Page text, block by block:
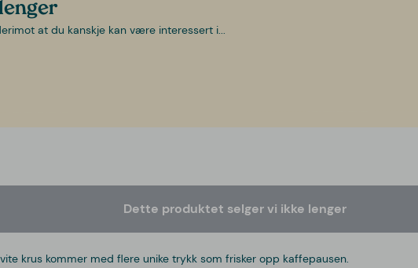
at du kanskje kan være interessert i...
Dette produktet selger vi ikke lenger
krus kommer med flere unike trykk som frisker opp kaffepausen.